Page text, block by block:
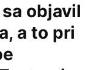
objavil
a to pri